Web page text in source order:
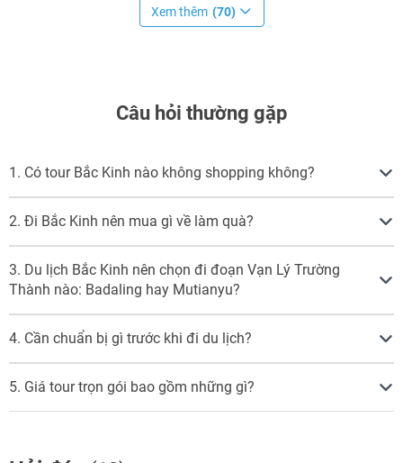
Xem thêm (70)
Câu hỏi thường gặp
1. Có tour Bắc Kinh nào không shopping không?
2. Đi Bắc Kinh nên mua gì về làm quà?
3. Du lịch Bắc Kinh nên chọn đi đoạn Vạn Lý Trường
Thành nào: Badaling hay Mutianyu?
4. Cần chuẩn bị gì trước khi đi du lịch?
5. Giá tour trọn gói bao gồm những gì?